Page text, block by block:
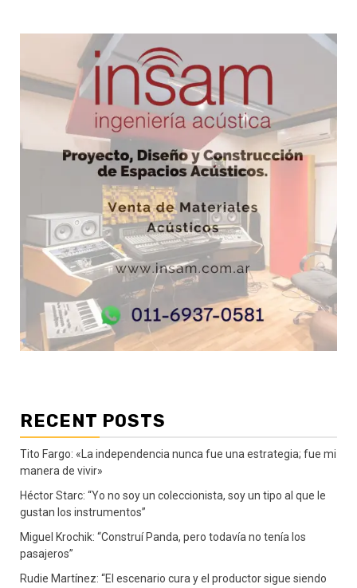
RECENT POSTS
Tito Fargo: «La independencia nunca fue una estrategia; fue mi
manera de vivir»
Héctor Starc: “Yo no soy un coleccionista, soy un tipo al que le
gustan los instrumentos”
Miguel Krochik: “Construí Panda, pero todavía no tenía los
pasajeros”
Rudie Martínez: “El escenario cura y el productor sigue siendo